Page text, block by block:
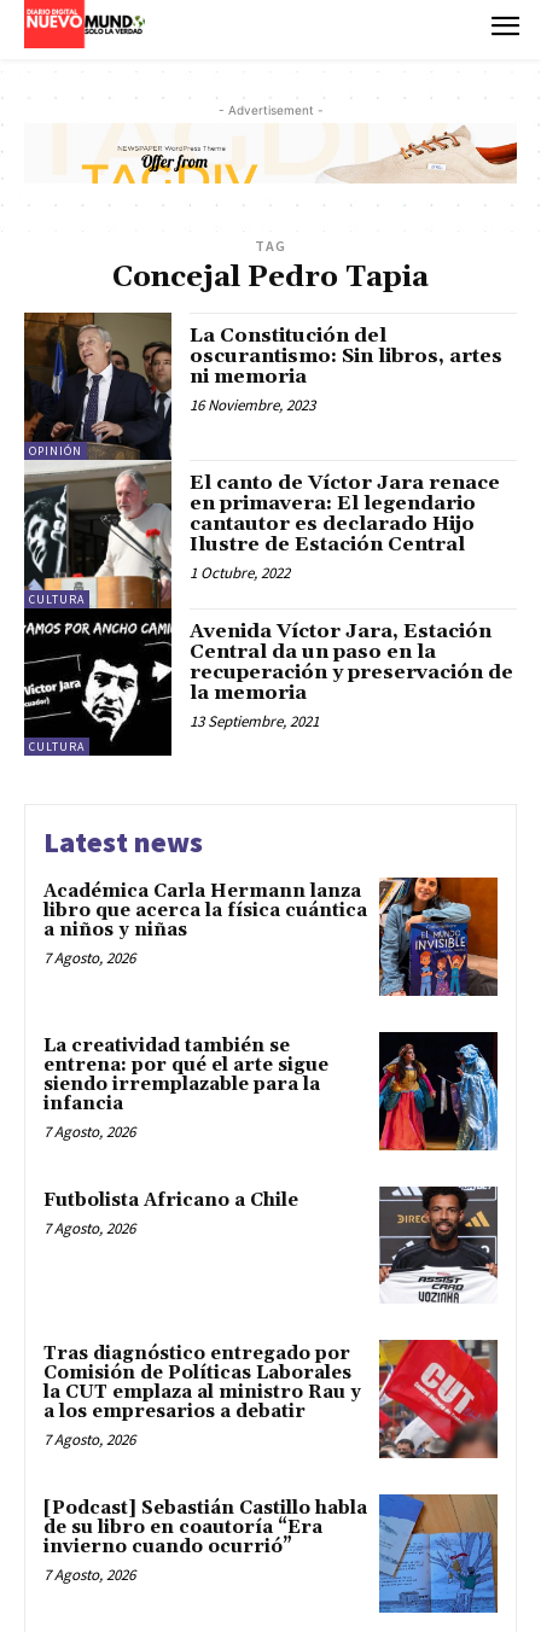
- Advertisement -
TAG
Concejal Pedro Tapia
OPINIÓN
La Constitución del
oscurantismo: Sin libros, artes
ni memoria
16 Noviembre, 2023
CULTURA
El canto de Víctor Jara renace
en primavera: El legendario
cantautor es declarado Hijo
Ilustre de Estación Central
1 Octubre, 2022
CULTURA
Avenida Víctor Jara, Estación
Central da un paso en la
recuperación y preservación de
la memoria
13 Septiembre, 2021
Latest news
Académica Carla Hermann lanza
libro que acerca la física cuántica
a niños y niñas
7 Agosto, 2026
La creatividad también se
entrena: por qué el arte sigue
siendo irremplazable para la
infancia
7 Agosto, 2026
Futbolista Africano a Chile
7 Agosto, 2026
Tras diagnóstico entregado por
Comisión de Políticas Laborales
la CUT emplaza al ministro Rau y
a los empresarios a debatir
7 Agosto, 2026
[Podcast] Sebastián Castillo habla
de su libro en coautoría “Era
invierno cuando ocurrió”
7 Agosto, 2026